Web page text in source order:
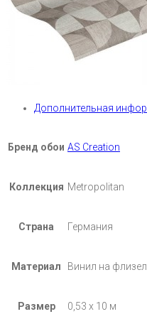
Дополнительная
Бренд обои AS Creation
Коллекция Metropolitan
Страна Германия
Материал Винил на
Размер 0,53 х 10 м